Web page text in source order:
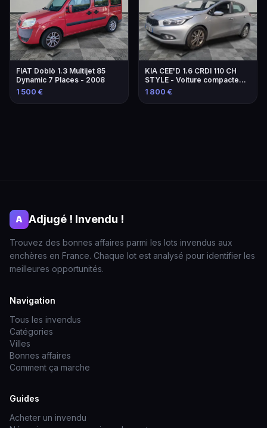
FIAT Doblò 1.3 Multijet 85
Dynamic 7 Places - 2008
1 500 €
KIA CEE'D 1.6 CRDI 110 CH
STYLE - Voiture compacte
fiable
1 800 €
A Adjugé ! Invendu !
Trouvez des bonnes affaires parmi les lots invendus aux
enchères en France. Chaque lot est analysé pour identifier les
meilleures opportunités.
Navigation
Tous les invendus
Catégories
Villes
Bonnes affaires
Comment ça marche
Guides
Acheter un invendu